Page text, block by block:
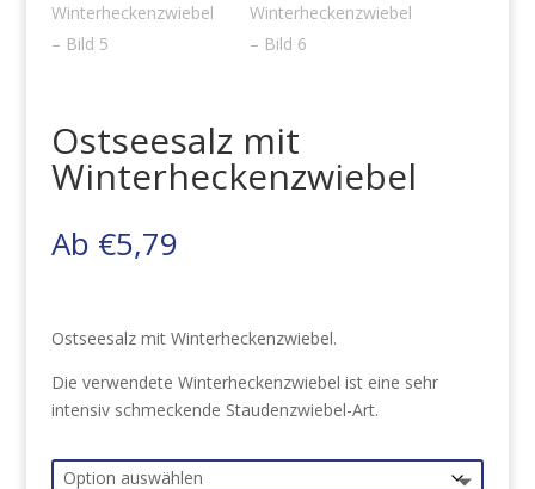
Ostseesalz mit
Winterheckenzwiebel
Ab €5,79
Ostseesalz mit Winterheckenzwiebel.
Die verwendete Winterheckenzwiebel ist eine sehr
intensiv schmeckende Staudenzwiebel-Art.